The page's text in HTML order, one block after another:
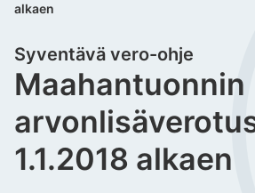
alkaen
Maahantuonnin
1.1.2018 alkaen
Syventävä vero-ohje